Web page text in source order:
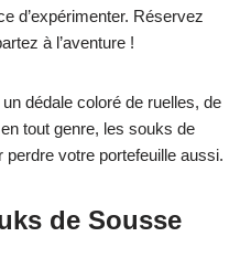
d’expérimenter. Réservez
à l’aventure !
dédale coloré de ruelles, de
tout genre, les souks de
votre portefeuille aussi.
de Sousse